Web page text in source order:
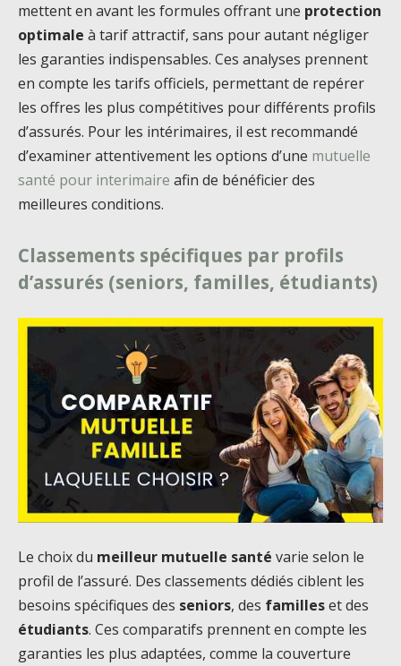
mettent en avant les formules offrant une protection
optimale à tarif attractif, sans pour autant négliger
les garanties indispensables. Ces analyses prennent
en compte les tarifs officiels, permettant de repérer
les offres les plus compétitives pour différents profils
d’assurés. Pour les intérimaires, il est recommandé
d’examiner attentivement les options d’une mutuelle
santé pour interimaire afin de bénéficier des
meilleures conditions.
Classements spécifiques par profils
d’assurés (seniors, familles, étudiants)
Le choix du meilleur mutuelle santé varie selon le
profil de l’assuré. Des classements dédiés ciblent les
besoins spécifiques des seniors, des familleset des
étudiants. Ces comparatifs prennent en compte les
garanties les plus adaptées, comme la couverture